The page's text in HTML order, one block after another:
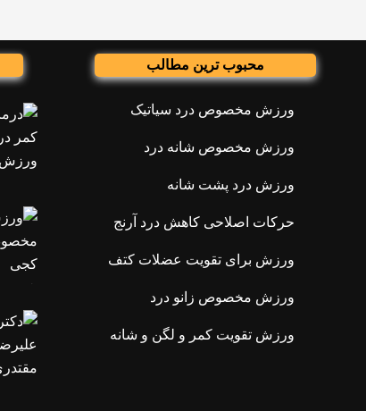
محبوب ترین مطالب
ورزش مخصوص درد سیاتیک
ورزش مخصوص شانه درد
ورزش درد پشت شانه
حرکات اصلاحی کاهش درد آرنج
ورزش برای تقویت عضلات کتف
ورزش مخصوص زانو درد
ورزش تقویت کمر و لگن و شانه